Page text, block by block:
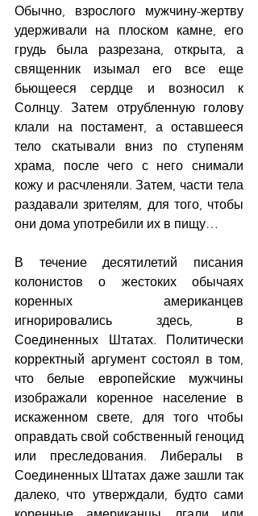
Обычно, взрослого мужчину-жертву
удерживали на плоском камне, его
грудь была разрезана, открыта, а
священник изымал его все еще
бьющееся сердце и возносил к
Солнцу. Затем отрубленную голову
клали на постамент, а оставшееся
тело скатывали вниз по ступеням
храма, после чего с него снимали
кожу и расчленяли. Затем, части тела
раздавали зрителям, для того, чтобы
они дома употребили их в пищу…
В течение десятилетий писания
колонистов о жестоких обычаях
коренных американцев
игнорировались здесь, в
Соединенных Штатах. Политически
корректный аргумент состоял в том,
что белые европейские мужчины
изображали коренное население в
искаженном свете, для того чтобы
оправдать свой собственный геноцид
или преследования. Либералы в
Соединенных Штатах даже зашли так
далеко, что утверждали, будто сами